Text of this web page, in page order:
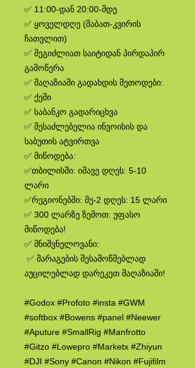
✅ 11:00-დან 20:00-მდე
✅ ყოველდღე (შაბათ-კვირის
ჩათვლით)
✅ შეგიძლიათ საიტიდან პირდაპირ
გამოწერა
✅ მაღაზიაში გადახდის მეთოდები:
✅ ქეში
✅ საბანკო გადარიცხვა
✅ შესაძლებელია ინვოისის და
საბუთის ატვირთვა
✅ მიწოდება:
✅თბილისში: იმავე დღეს: 5-10
ლარი
✅რეგიონებში: მე-2 დღეს: 15 ლარი
✅ 300 ლარზე ზემოთ: უფასო
მიწოდება!
✅ მნიშვნელოვანი:
✅ მარაგების შესამოწმებლად
აუცილებლად დარეკეთ მაღაზიაში!
#Godox #Profoto #insta #GWM
#softbox #Bowens #panel #Neewer
#Aputure #SmallRig #Manfrotto
#Gitzo #Lowepro #Marketx #Zhiyun
#DJI #Sony #Canon #Nikon #Fujifilm